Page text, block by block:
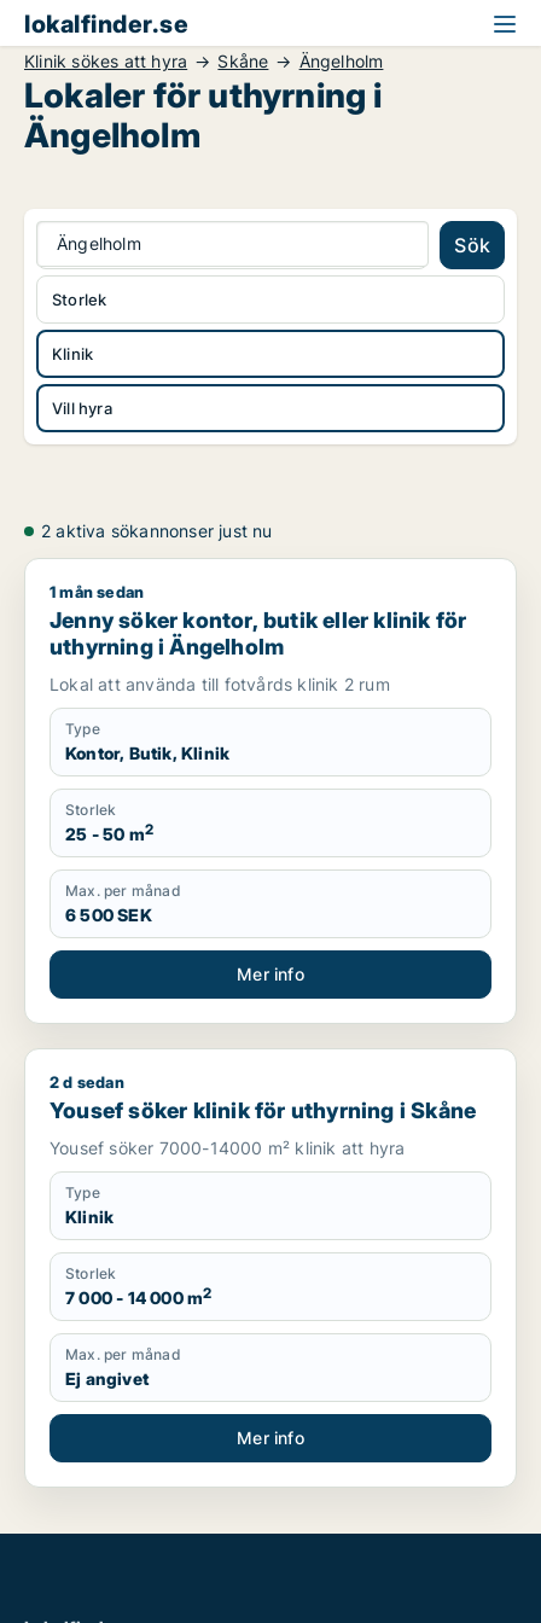
lokalfinder.se
Klinik sökes att hyra Skåne Ängelholm
Lokaler för uthyrning i
Ängelholm
Ängelholm Sök
Klinik
Vill hyra
Storlek
2 aktiva sökannonser just nu
Jenny söker kontor, butik eller klinik för uthyrning i
1 mån sedan
Jenny söker kontor, butik eller klinik för
uthyrning i Ängelholm
Lokal att använda till fotvårds klinik 2 rum
Type
Kontor, Butik, Klinik
Storlek
25 - 50 m2
Max. per månad
6 500 SEK
Mer info
Yousef söker klinik för uthyrning i Skåne
2 d sedan
Yousef söker klinik för uthyrning i Skåne
Yousef söker 7000-14000 m² klinik att hyra
Type
Klinik
Storlek
7 000 - 14 000 m2
Max. per månad
Ej angivet
Mer info